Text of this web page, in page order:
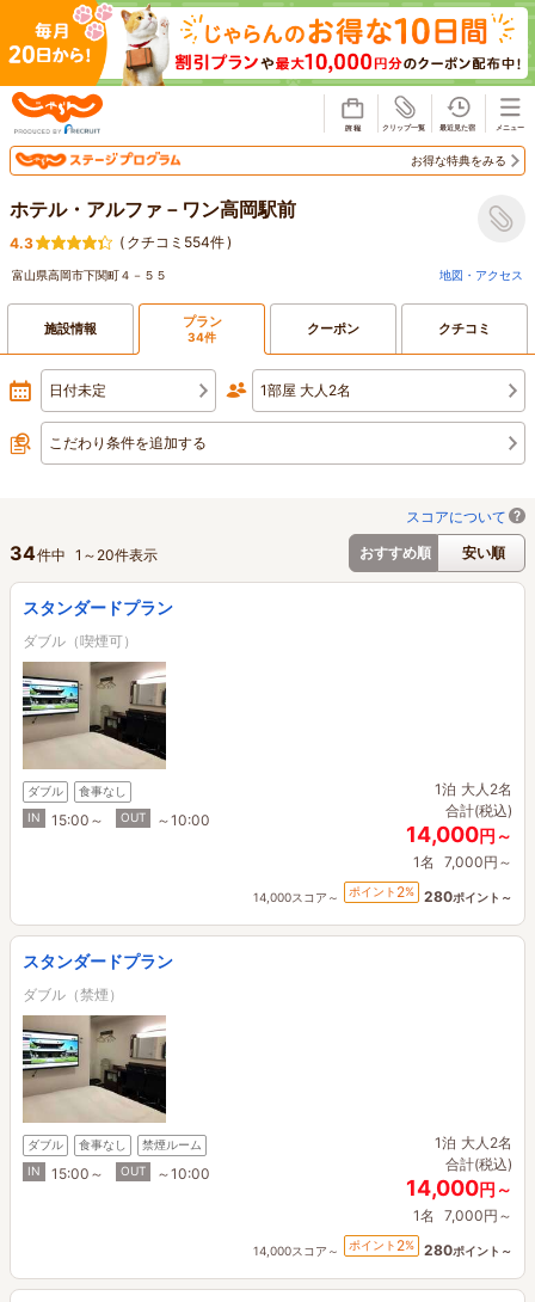
お得な特典をみる
ホテル・アルファ－ワン高岡駅前
4.3 ( クチコミ554件)
富山県高岡市下関町４－５５ 地図・アクセス
施設情報 プラン
34件 クーポン クチコミ
日付未定 1部屋 大人2名
こだわり条件を追加する
スコアについて
おすすめ順
安い順
34件中 1 ～ 20件表示
スタンダードプラン
ダブル（喫煙可）
ダブル
食事なし
IN
15:00～ OUT ～10:00
1泊 大人2名
合計(税込)
14,000円～
1名 7,000円～
14,000スコア～ ポイント 2% 280ポイント～
スタンダードプラン
ダブル（禁煙）
ダブル 食事なし
禁煙ルーム
IN
15:00～ OUT ～10:00
1泊 大人2名
合計(税込)
14,000円～
1名 7,000円～
14,000スコア～ ポイント 2% 280ポイント～